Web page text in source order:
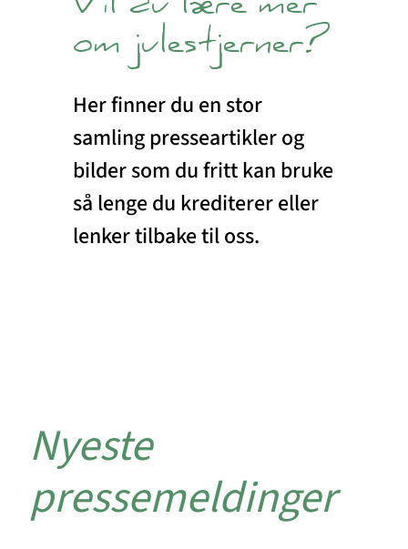
Vil du lære mer
om julestjerner?
Her finner du en stor
samling presseartikler og
bilder som du fritt kan bruke
så lenge du krediterer eller
lenker tilbake til oss.
Nyeste
pressemeldinger